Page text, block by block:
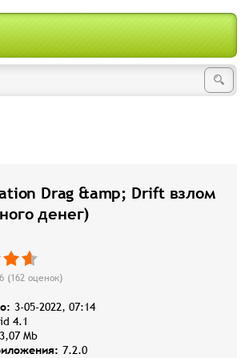
Drag &amp; Drift взлом
денег)
(162оценок)
3-05-2022, 07:14
4.1
Mb
7.2.0